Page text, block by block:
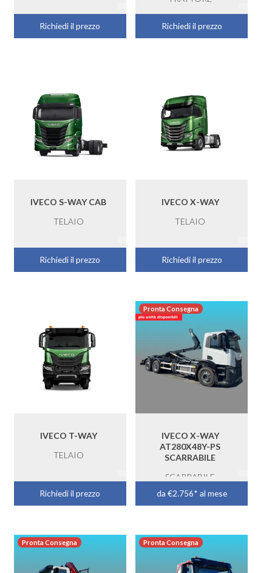
Richiedi il prezzo Richiedi il prezzo
IVECO S-WAY CAB
TELAIO
Richiedi il prezzo
IVECO X-WAY
TELAIO
Richiedi il prezzo
IVECO T-WAY
TELAIO
Richiedi il prezzo
Pronta Consegna
IVECO X-WAY
AT280X48Y-PS
SCARRABILE
SCARRABILE
da €2.756* al mese
Pronta Consegna Pronta Consegna